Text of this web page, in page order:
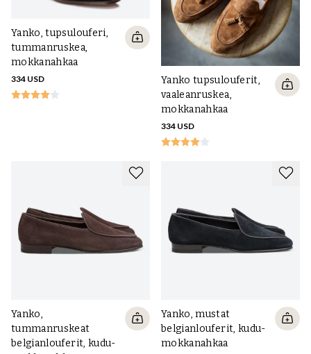
Yanko, tupsulouferi,
tummanruskea,
mokkanahkaa
334 USD
Yanko tupsulouferit,
vaaleanruskea,
mokkanahkaa
334 USD
Yanko,
tummanruskeat
belgianlouferit, kudu-
Yanko, mustat
belgianlouferit, kudu-
mokkanahkaa